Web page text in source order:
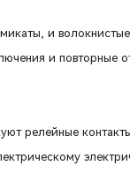
и
и повторные
релейные